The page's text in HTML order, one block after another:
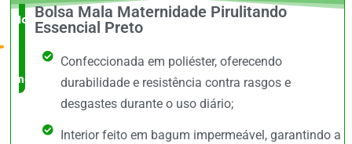
Novidade
no
mercado
Bolsa Mala Maternidade Pirulitando
Essencial Preto
Confeccionada em poliéster, oferecendo
durabilidade e resistência contra rasgos e
desgastes durante o uso diário;
Interior feito em bagum impermeável, garantindo a